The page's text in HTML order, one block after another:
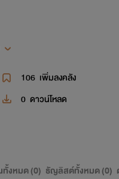
106 เพิ่มลงคลัง
0 ดาวน์โหลด
งหมด (0) ธัญลิสต์ทั้งหมด (0)